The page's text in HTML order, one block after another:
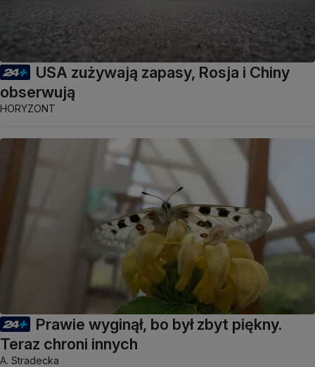
USA zużywają zapasy, Rosja i Chiny
obserwują
HORYZONT
Prawie wyginął, bo był zbyt piękny.
Teraz chroni innych
A. Stradecka